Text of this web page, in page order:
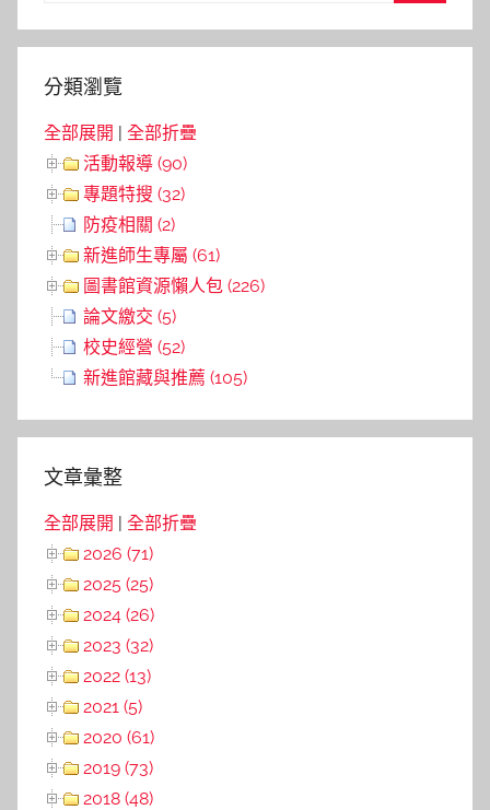
分類瀏覽
全部展開 | 全部折疊
活動報導 (90)
專題特搜 (32)
防疫相關 (2)
新進師生專屬 (61)
圖書館資源懶人包 (226)
論文繳交 (5)
校史經營 (52)
新進館藏與推薦 (105)
文章彙整
全部展開 | 全部折疊
2026 (71)
2025 (25)
2024 (26)
2023 (32)
2022 (13)
2021 (5)
2020 (61)
2019 (73)
2018 (48)